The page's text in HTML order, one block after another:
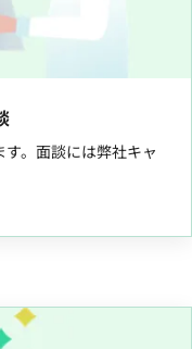
。面談には弊社キャ